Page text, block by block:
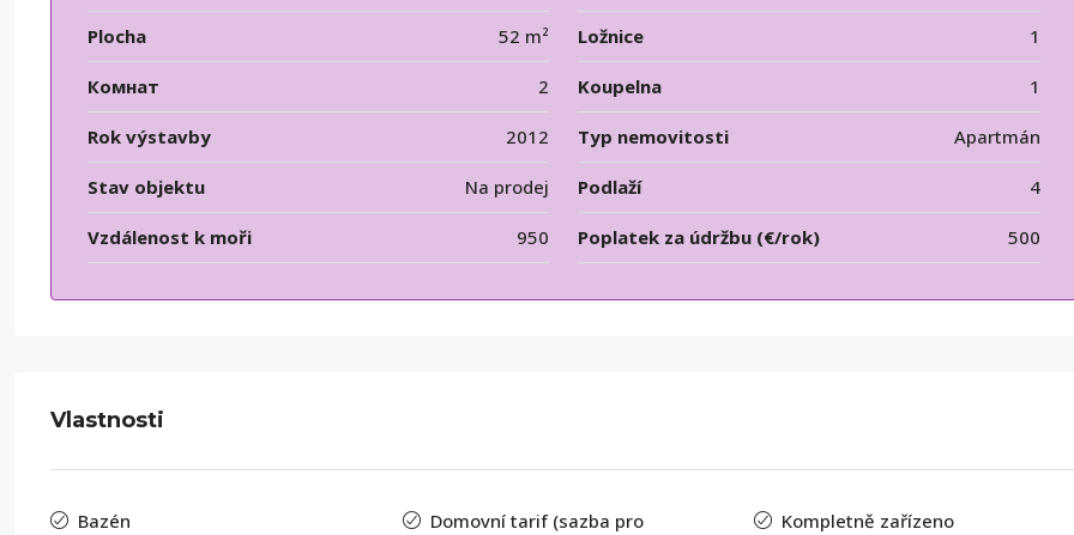
Plocha 52 m² Ložnice 1
Комнат 2 Koupelna 1
Rok výstavby 2012 Typ nemovitosti Apartmán
Stav objektu Na prodej Podlaží 4
Vzdálenost k moři 950 Poplatek za údržbu (€/rok) 500
Vlastnosti
Bazén
Domovní tarif (sazba pro
Kompletně zařízeno